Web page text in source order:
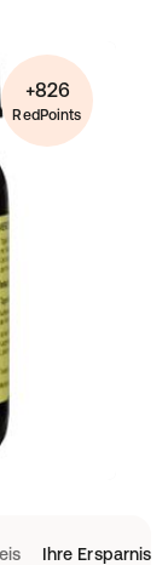
+826
RedPoints
Ihre Ersparnis